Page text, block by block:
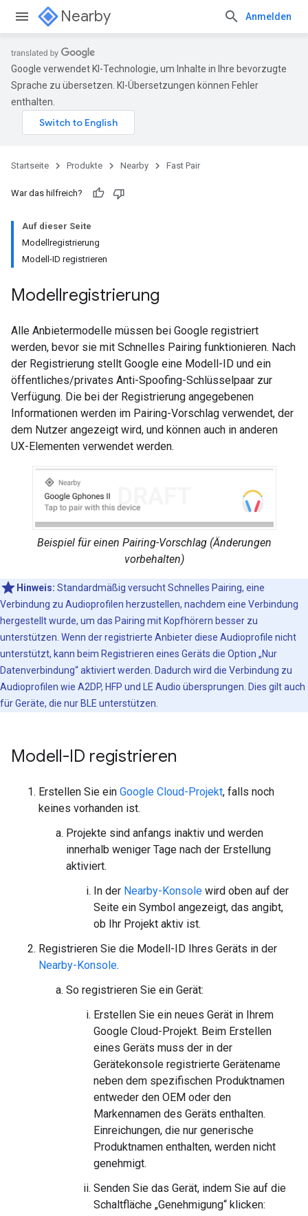
Nearby Anmelden
Google verwendet KI-Technologie, um Inhalte in Ihre bevorzugte
Sprache zu übersetzen. KI-Übersetzungen können Fehler
enthalten.
Startseite Produkte Nearby Fast Pair
War das hilfreich?
Auf dieser Seite
Modellregistrierung
Modell-ID registrieren
Modellregistrierung
Alle Anbietermodelle müssen bei Google registriert
werden, bevor sie mit Schnelles Pairing funktionieren. Nach
der Registrierung stellt Google eine Modell-ID und ein
öffentliches/privates Anti-Spoofing-Schlüsselpaar zur
Verfügung. Die bei der Registrierung angegebenen
Informationen werden im Pairing-Vorschlag verwendet, der
dem Nutzer angezeigt wird, und können auch in anderen
UX-Elementen verwendet werden.
Beispiel für einen Pairing-Vorschlag (Änderungen
vorbehalten)
Hinweis: Standardmäßig versucht Schnelles Pairing, eine
Verbindung zu Audioprofilen herzustellen, nachdem eine Verbindung
hergestellt wurde, um das Pairing mit Kopfhörern besser zu
unterstützen. Wenn der registrierte Anbieter diese Audioprofile nicht
unterstützt, kann beim Registrieren eines Geräts die Option „Nur
Datenverbindung“ aktiviert werden. Dadurch wird die Verbindung zu
Audioprofilen wie A2DP, HFP und LE Audio übersprungen. Dies gilt auch
für Geräte, die nur BLE unterstützen.
Modell-ID registrieren
Erstellen Sie ein Google Cloud-Projekt, falls noch
keines vorhanden ist.
Projekte sind anfangs inaktiv und werden
innerhalb weniger Tage nach der Erstellung
aktiviert.
In der Nearby-Konsole wird oben auf der
Seite ein Symbol angezeigt, das angibt,
ob Ihr Projekt aktiv ist.
Registrieren Sie die Modell-ID Ihres Geräts in der
Nearby-Konsole.
So registrieren Sie ein Gerät:
Erstellen Sie ein neues Gerät in Ihrem
Google Cloud-Projekt. Beim Erstellen
eines Geräts muss der in der
Gerätekonsole registrierte Gerätename
neben dem spezifischen Produktnamen
entweder den OEM oder den
Markennamen des Geräts enthalten.
Einreichungen, die nur generische
Produktnamen enthalten, werden nicht
genehmigt.
Senden Sie das Gerät, indem Sie auf die
Schaltfläche „Genehmigung“ klicken: